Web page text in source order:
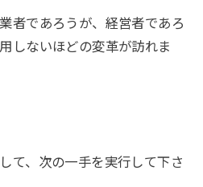
者であろうが、経営者であろ
しないほどの変革が訪れま
て、次の一手を実行して下さ